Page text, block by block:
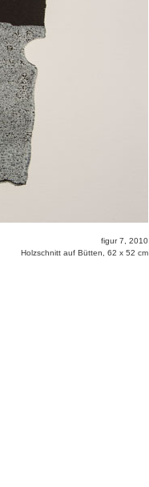
figur 7, 2010
Holzschnitt auf Bütten, 62 x 52 cm